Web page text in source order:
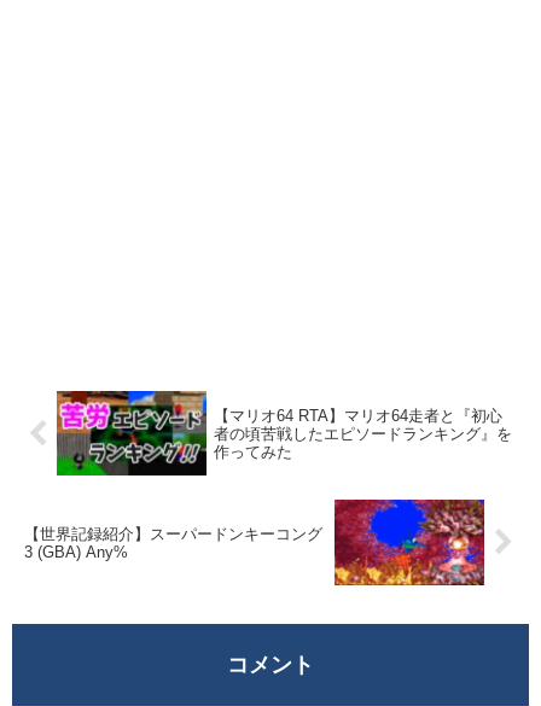
【マリオ64 RTA】マリオ64走者と『初心
者の頃苦戦したエピソードランキング』を
作ってみた
【世界記録紹介】スーパードンキーコング
3 (GBA) Any%
コメント